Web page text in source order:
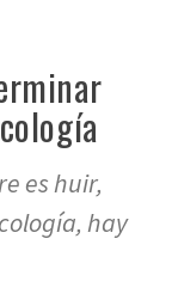
es huir,
hay